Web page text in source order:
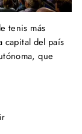
tenis más
capital del país
que